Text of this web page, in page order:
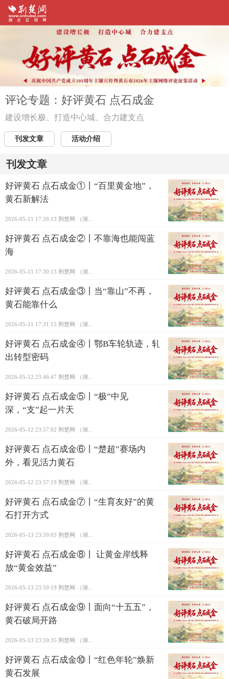
评论专题：好评黄石 点石成金
建设增长极、打造中心城、合力建支点
刊发文章 活动介绍
刊发文章
好评黄石 点石成金①丨“百里黄金地”，
黄石新解法
2026-05-11 17:26:13 荆楚网 ​（湖...
好评黄石 点石成金②丨不靠海也能闯蓝
海
2026-05-11 17:30:13 荆楚网 ​（湖...
好评黄石 点石成金③丨当“靠山”不再，
黄石能靠什么
2026-05-11 17:31:15 荆楚网 ​（湖...
好评黄石 点石成金④丨鄂B车轮轨迹，轧
出转型密码
2026-05-12 23:46:47 荆楚网 ​（湖...
好评黄石 点石成金⑤丨“极”中见
深，“支”起一片天
2026-05-12 23:57:02 荆楚网 ​（湖...
好评黄石 点石成金⑥丨“楚超”赛场内
外，看见活力黄石
2026-05-12 23:57:19 荆楚网 ​（湖...
好评黄石 点石成金⑦丨“生育友好”的黄
石打开方式
2026-05-13 23:59:03 荆楚网 ​（湖...
好评黄石 点石成金⑧丨 让黄金岸线释
放“黄金效益”
2026-05-13 23:59:19 荆楚网 ​（湖...
好评黄石 点石成金⑨丨面向“十五五”，
黄石破局开路
2026-05-13 23:59:35 荆楚网 ​（湖...
好评黄石 点石成金⑩丨“红色年轮”焕新
黄石发展